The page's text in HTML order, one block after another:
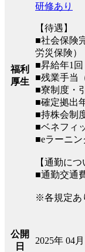
福利
厚生
研修あり
【待遇】
■社会保険
労災保険）
■昇給年1回
■残業手当
■寮制度・
■確定拠出
■持株会制
■ベネフィ
■eラーニン
【通勤につ
■通勤交通
※各規定あ
公開
日
2025年 04月